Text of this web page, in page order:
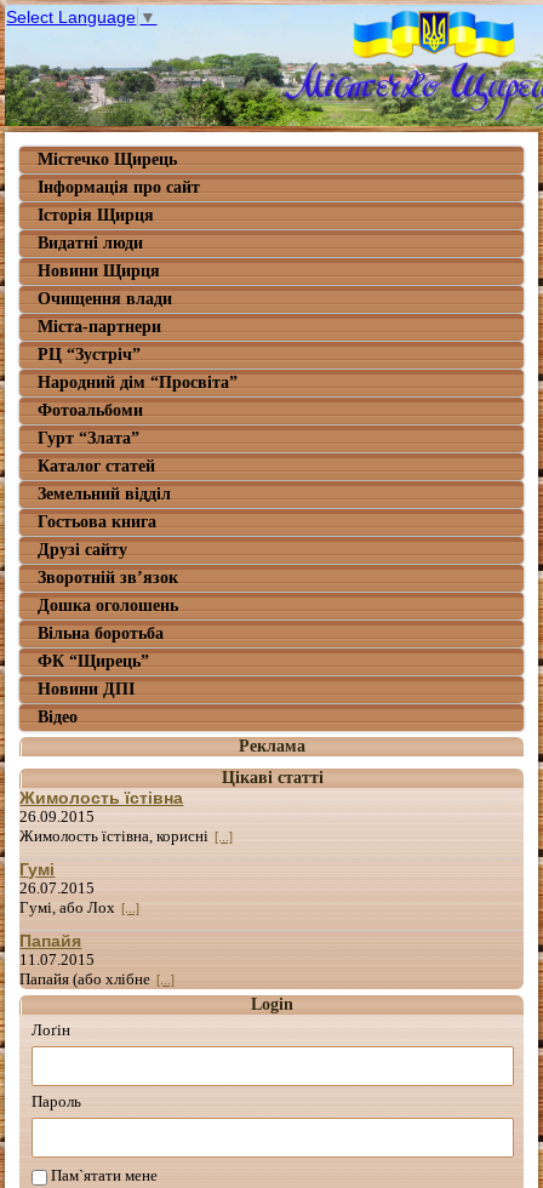
Select Language ▼
Містечко Щирець
Інформація про сайт
Історія Щирця
Видатні люди
Новини Щирця
Очищення влади
Міста-партнери
РЦ “Зустріч”
Народний дім “Просвіта”
Фотоальбоми
Гурт “Злата”
Каталог статей
Земельний відділ
Гостьова книга
Друзі сайту
Зворотній зв’язок
Дошка оголошень
Вільна боротьба
ФК “Щирець”
Новини ДПІ
Відео
Реклама
Цікаві статті
Жимолость їстівна
26.09.2015
Жимолость їстівна, корисні [...]
Гумі
26.07.2015
Гумі, або Лох [...]
Папайя
11.07.2015
Папайя (або хлібне [...]
Login
Лоґін
Пароль
Пам`ятати мене